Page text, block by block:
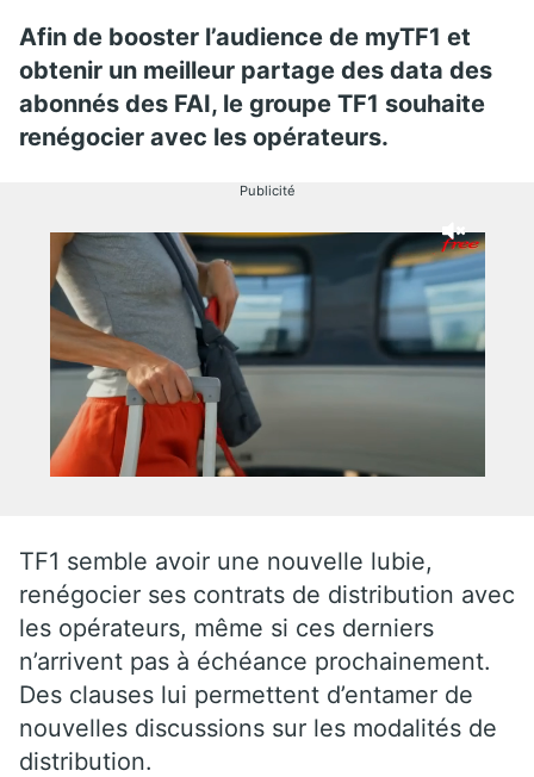
Afin de booster l’audience de myTF1 et
obtenir un meilleur partage des data des
abonnés des FAI, le groupe TF1 souhaite
renégocier avec les opérateurs.
Publicité
TF1 semble avoir une nouvelle lubie,
renégocier ses contrats de distribution avec
les opérateurs, même si ces derniers
n’arrivent pas à échéance prochainement.
Des clauses lui permettent d’entamer de
nouvelles discussions sur les modalités de
distribution.